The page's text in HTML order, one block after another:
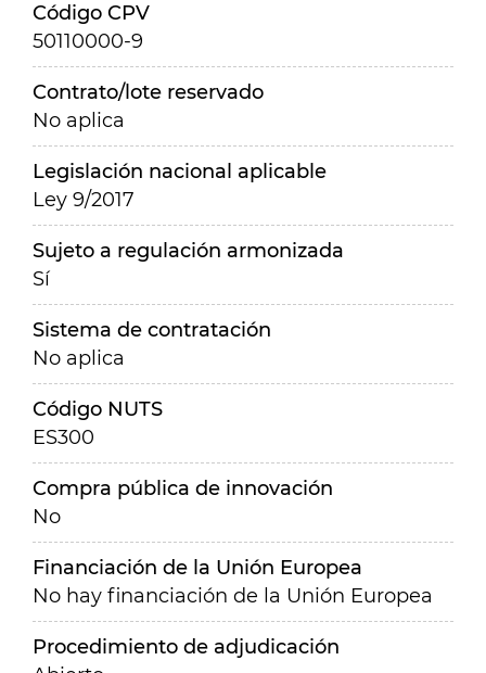
Código CPV
50110000-9
Contrato/lote reservado
No aplica
Legislación nacional aplicable
Ley 9/2017
Sujeto a regulación armonizada
Sí
Sistema de contratación
No aplica
Código NUTS
ES300
Compra pública de innovación
No
Financiación de la Unión Europea
No hay financiación de la Unión Europea
Procedimiento de adjudicación